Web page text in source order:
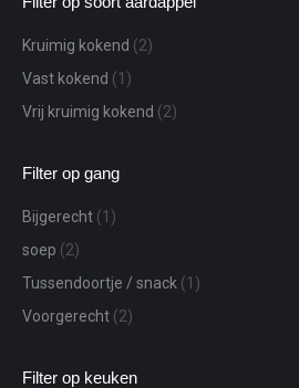
Kruimig kokend (2)
Vast kokend (1)
Vrij kruimig kokend (2)
Filter op gang
Bijgerecht (1)
soep (2)
Tussendoortje / snack (1)
Voorgerecht (2)
Filter op keuken